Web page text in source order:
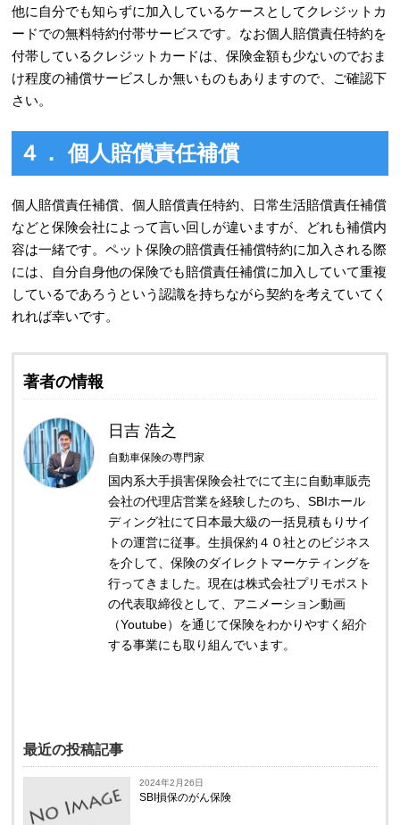
他に自分でも知らずに加入しているケースとしてクレジットカ
ードでの無料特約付帯サービスです。なお個人賠償責任特約を
付帯しているクレジットカードは、保険金額も少ないのでおま
け程度の補償サービスしか無いものもありますので、ご確認下
さい。
４． 個人賠償責任補償
個人賠償責任補償、個人賠償責任特約、日常生活賠償責任補償
などと保険会社によって言い回しが違いますが、どれも補償内
容は一緒です。ペット保険の賠償責任補償特約に加入される際
には、自分自身他の保険でも賠償責任補償に加入していて重複
しているであろうという認識を持ちながら契約を考えていてく
れれば幸いです。
著者の情報
日吉 浩之
自動車保険の専門家
国内系大手損害保険会社でにて主に自動車販売
会社の代理店営業を経験したのち、SBIホール
ディング社にて日本最大級の一括見積もりサイ
トの運営に従事。生損保約４０社とのビジネス
を介して、保険のダイレクトマーケティングを
行ってきました。現在は株式会社プリモポスト
の代表取締役として、アニメーション動画
（Youtube）を通じて保険をわかりやすく紹介
する事業にも取り組んでいます。
最近の投稿記事
2024年2月26日
SBI損保のがん保険